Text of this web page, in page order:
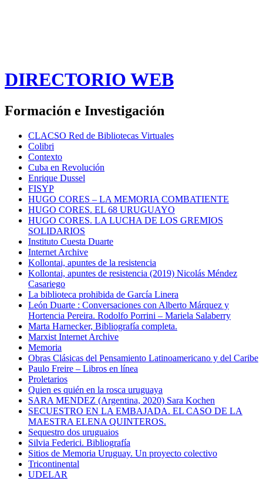
DIRECTORIO WEB
Formación e Investigación
CLACSO Red de Bibliotecas Virtuales
Colibri
Contexto
Cuba en Revolución
Enrique Dussel
FISYP
HUGO CORES – LA MEMORIA COMBATIENTE
HUGO CORES. EL 68 URUGUAYO
HUGO CORES. LA LUCHA DE LOS GREMIOS
SOLIDARIOS
Instituto Cuesta Duarte
Internet Archive
Kollontai, apuntes de la resistencia
Kollontai, apuntes de resistencia (2019) Nicolás Méndez
Casariego
La biblioteca prohibida de García Linera
León Duarte : Conversaciones con Alberto Márquez y
Hortencia Pereira. Rodolfo Porrini – Mariela Salaberry
Marta Harnecker, Bibliografía completa.
Marxist Internet Archive
Memoria
Obras Clásicas del Pensamiento Latinoamericano y del Caribe
Paulo Freire – Libros en línea
Proletarios
Quien es quién en la rosca uruguaya
SARA MENDEZ (Argentina, 2020) Sara Kochen
SECUESTRO EN LA EMBAJADA. EL CASO DE LA
MAESTRA ELENA QUINTEROS.
Sequestro dos uruguaios
Silvia Federici. Bibliografía
Sitios de Memoria Uruguay. Un proyecto colectivo
Tricontinental
UDELAR